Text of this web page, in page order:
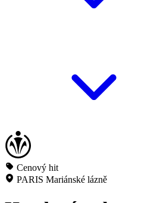
Cenový hit
PARIS Mariánské lázně